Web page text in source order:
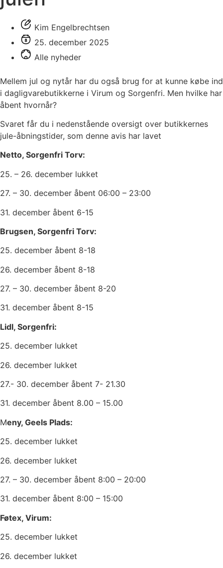
Kim Engelbrechtsen
25. december 2025
Alle nyheder
Mellem jul og nytår har du også brug for at kunne købe ind
i dagligvarebutikkerne i Virum og Sorgenfri. Men hvilke har
åbent hvornår?
Svaret får du i nedenstående oversigt over butikkernes
jule-åbningstider, som denne avis har lavet
Netto, Sorgenfri Torv:
25. – 26. december lukket
27. – 30. december åbent 06:00 – 23:00
31. december åbent 6-15
Brugsen, Sorgenfri Torv:
25. december åbent 8-18
26. december åbent 8-18
27. – 30. december åbent 8-20
31. december åbent 8-15
Lidl, Sorgenfri:
25. december lukket
26. december lukket
27.- 30. december åbent 7- 21.30
31. december åbent 8.00 – 15.00
Meny, Geels Plads:
25. december lukket
26. december lukket
27. – 30. december åbent 8:00 – 20:00
31. december åbent 8:00 – 15:00
Føtex, Virum:
25. december lukket
26. december lukket